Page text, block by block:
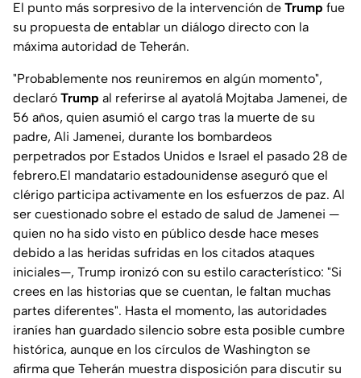
El punto más sorpresivo de la intervención de Trump fue
su propuesta de entablar un diálogo directo con la
máxima autoridad de Teherán.
"Probablemente nos reuniremos en algún momento",
declaró Trump al referirse al ayatolá Mojtaba Jamenei, de
56 años, quien asumió el cargo tras la muerte de su
padre, Ali Jamenei, durante los bombardeos
perpetrados por Estados Unidos e Israel el pasado 28 de
febrero.El mandatario estadounidense aseguró que el
clérigo participa activamente en los esfuerzos de paz. Al
ser cuestionado sobre el estado de salud de Jamenei —
quien no ha sido visto en público desde hace meses
debido a las heridas sufridas en los citados ataques
iniciales—, Trump ironizó con su estilo característico: "Si
crees en las historias que se cuentan, le faltan muchas
partes diferentes". Hasta el momento, las autoridades
iraníes han guardado silencio sobre esta posible cumbre
histórica, aunque en los círculos de Washington se
afirma que Teherán muestra disposición para discutir su